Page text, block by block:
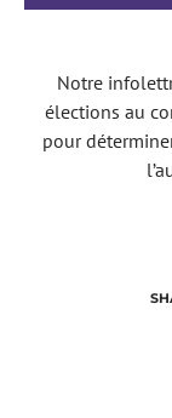
Notre
élections au
pour